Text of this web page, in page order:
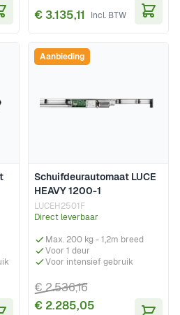
€ 3.135,11
Schuifdeurautomaat LUCE
HEAVY 1200-1
LUCEH2501F
Direct leverbaar
Max. 200 kg - 1,2m breed
Voor 1 deur
Voor intensief gebruik
€ 2.285,05
€ 2.536,16
Aanbieding